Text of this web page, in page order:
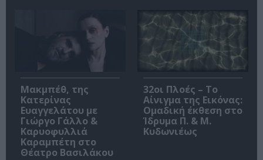
Μακμπέθ, της
Κατερίνας
Ευαγγελάτου με
Γιώργο Γάλλο &
Καρυοφυλλιά
Καραμπέτη στο
Θέατρο Βασιλάκου
32οι Πλοές – Το
Αίνιγμα της Εικόνας:
Ομαδική έκθεση στο
Ίδρυμα Π. & Μ.
Κυδωνιέως